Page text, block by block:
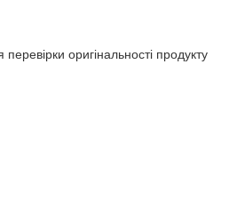
оригінальності продукту